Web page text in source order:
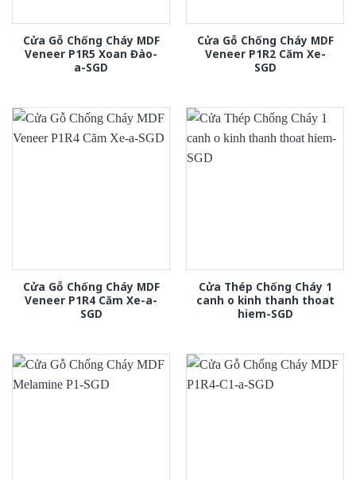
Cửa Gỗ Chống Cháy MDF
Veneer P1R5 Xoan Đào-
a-SGD
Cửa Gỗ Chống Cháy MDF
Veneer P1R2 Căm Xe-
SGD
Cửa Gỗ Chống Cháy MDF
Veneer P1R4 Căm Xe-a-
SGD
Cửa Thép Chống Cháy 1
canh o kinh thanh thoat
hiem-SGD